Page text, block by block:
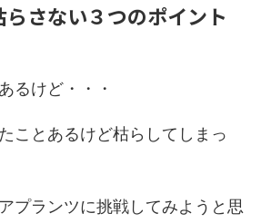
さない３つのポイント
るけど・・・
ことあるけど枯らしてしまっ
プランツに挑戦してみようと思